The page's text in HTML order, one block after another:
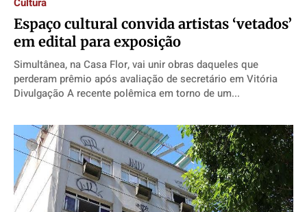
Cultura
Espaço cultural convida artistas ‘vetados’
em edital para exposição
Simultânea, na Casa Flor, vai unir obras daqueles que
perderam prêmio após avaliação de secretário em Vitória
Divulgação A recente polêmica em torno de um...